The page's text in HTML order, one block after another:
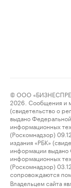
© ООО
2026. Сообщения и
(свидетельство о
выдано
информационных
(Роскомнадзор)
издания «РБК»
информации выдано
информационных
(Роскомнадзор)
сопровождаются
Владельцем сайта